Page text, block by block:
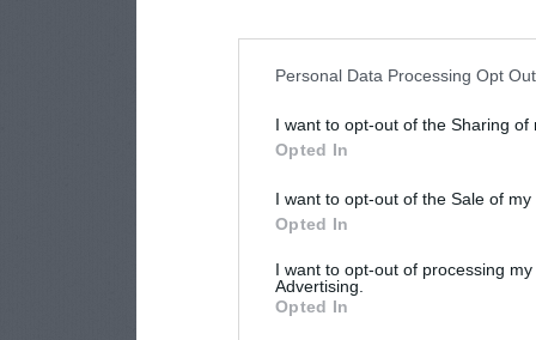
Personal Data Processing Opt
I want to opt-out of the Sharing of
Opted In
I want to opt-out of the Sale of
Opted In
I want to opt-out of processing
Advertising.
Opted In